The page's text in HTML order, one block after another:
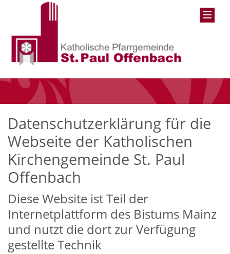
Datenschutzerklärung für die
Webseite der Katholischen
Kirchengemeinde St. Paul
Offenbach
Diese Website ist Teil der
Internetplattform des Bistums Mainz
und nutzt die dort zur Verfügung
gestellte Technik